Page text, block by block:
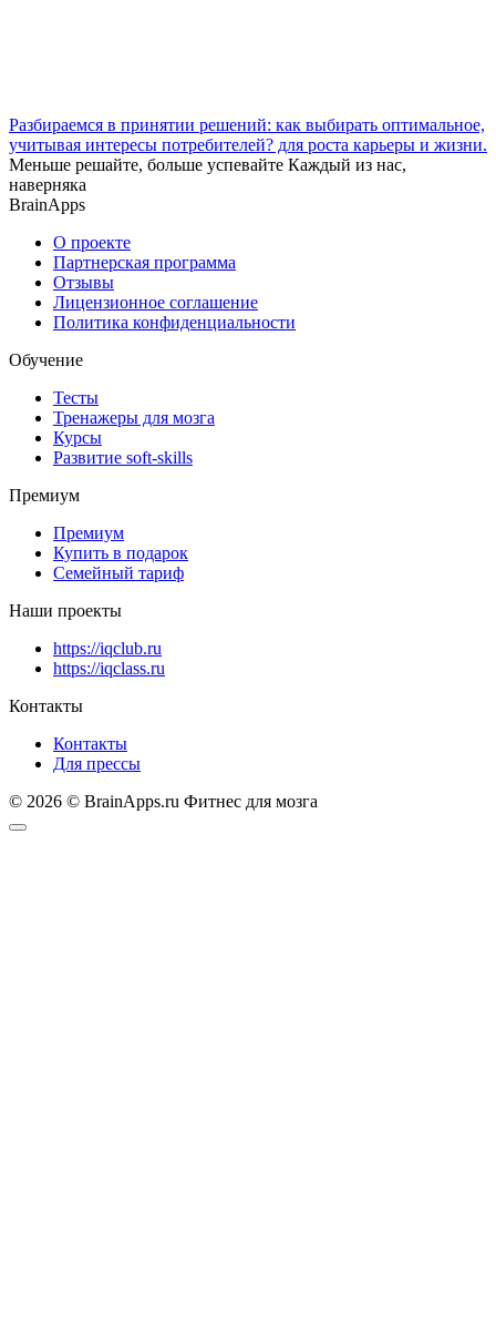
Разбираемся в принятии решений: как выбирать оптимальное,
учитывая интересы потребителей? для роста карьеры и жизни.
Меньше решайте, больше успевайте Каждый из нас,
наверняка
BrainApps
О проекте
Партнерская программа
Отзывы
Лицензионное соглашение
Политика конфиденциальности
Обучение
Тесты
Тренажеры для мозга
Курсы
Развитие soft-skills
Премиум
Премиум
Купить в подарок
Семейный тариф
Наши проекты
https://iqclub.ru
https://iqclass.ru
Контакты
Контакты
Для прессы
© 2026 © BrainApps.ru Фитнес для мозга